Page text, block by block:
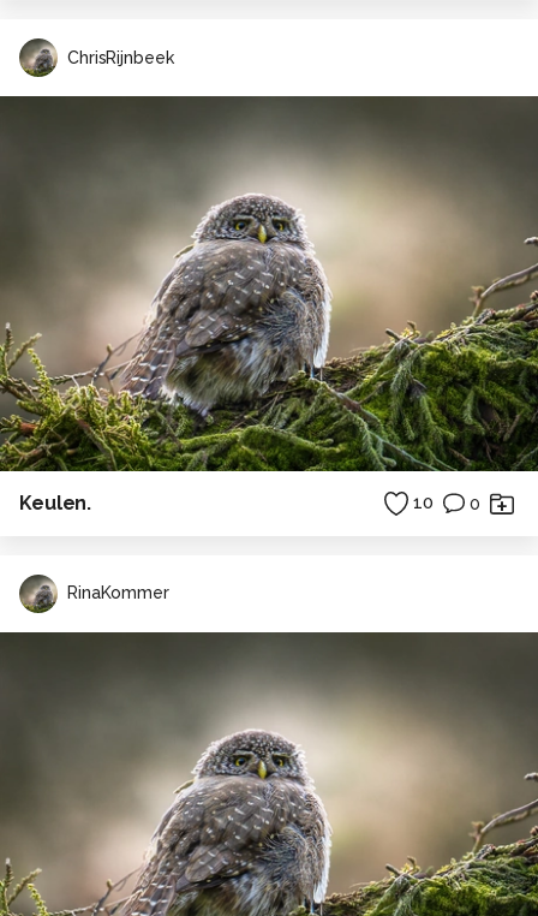
ChrisRijnbeek
Keulen. 10 0
RinaKommer